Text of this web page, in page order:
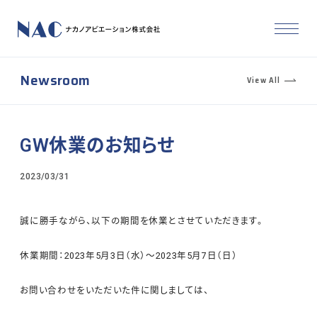
Newsroom View All
GW休業のお知らせ
2023/03/31
誠に勝手ながら、以下の期間を休業とさせていただきます。
休業期間：2023年5月3日（水）～2023年5月7日（日）
お問い合わせをいただいた件に関しましては、